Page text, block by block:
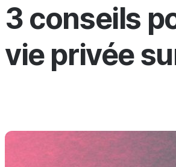
EnglishFrançais
3 conseils
vie privée